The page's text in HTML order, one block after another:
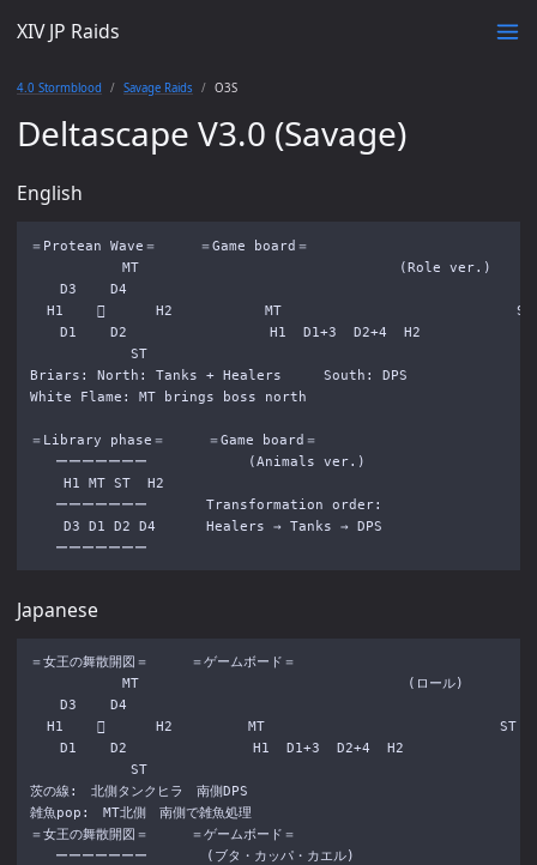
XIV JP Raids
4.0 Stormblood Savage Raids O3S
Deltascape V3.0 (Savage)
English
＝Protean Wave＝     ＝Game board＝
           MT                               (Role ver.)
D3    D4
  H1          H2           MT                            ST
D1    D2                 H1  D1+3  D2+4  H2
            ST
Briars: North: Tanks + Healers     South: DPS
White Flame: MT brings boss north
＝Library phase＝     ＝Game board＝
   ーーーーーーー            (Animals ver.)
    H1 MT ST  H2
   ーーーーーーー       Transformation order:
    D3 D1 D2 D4      Healers → Tanks → DPS
Japanese
＝女王の舞散開図＝     ＝ゲームボード＝
           MT                                (ロール)
D3    D4
  H1          H2         MT                            ST
D1    D2               H1  D1+3  D2+4  H2
            ST
茨の線:　北側タンクヒラ　南側DPS
雑魚pop:　MT北側　南側で雑魚処理
＝女王の舞散開図＝     ＝ゲームボード＝
   ーーーーーーー       (ブタ・カッパ・カエル)